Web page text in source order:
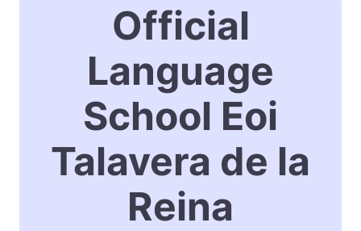
Official
Language
School Eoi
Talavera de la
Reina